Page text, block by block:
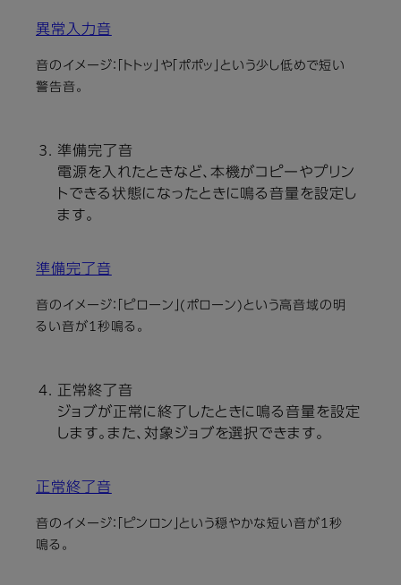
異常入力音
音のイメージ：「トトッ」や「ポポッ」という少し低めで短い
警告音。
準備完了音
電源を入れたときなど、本機がコピーやプリン
トできる状態になったときに鳴る音量を設定し
ます。
準備完了音
音のイメージ：「ピローン」(ポローン)という高音域の明
るい音が1秒鳴る。
正常終了音
ジョブが正常に終了したときに鳴る音量を設定
します。また、対象ジョブを選択できます。
正常終了音
音のイメージ：「ピンロン」という穏やかな短い音が1秒
鳴る。